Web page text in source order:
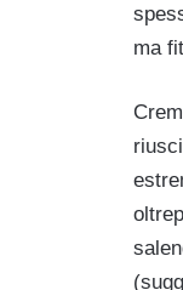
ma